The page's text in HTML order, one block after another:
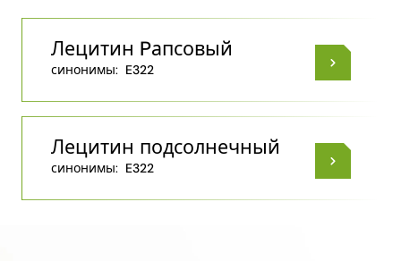
Лецитин Pапсовый
синонимы: E322
Лецитин подсолнечный
синонимы: E322